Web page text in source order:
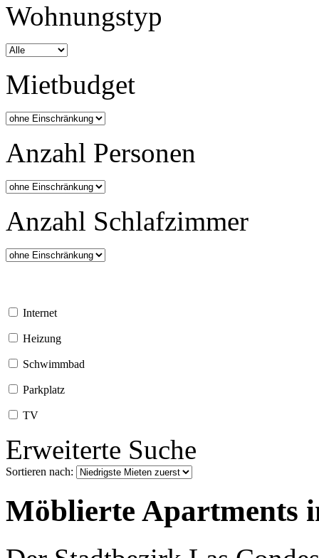
Wohnungstyp
Mietbudget
Anzahl Personen
Anzahl Schlafzimmer
Internet
Heizung
Schwimmbad
Parkplatz
TV
Erweiterte Suche
Sortieren nach:
Möblierte Apartments